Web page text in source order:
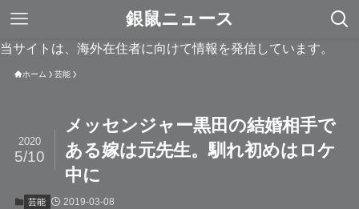
銀鼠ニュース
当サイトは、海外在住者に向けて情報を発信しています。
ホーム 芸能
メッセンジャー黒田の結婚相手で
ある嫁は元先生。馴れ初めはロケ
中に
2020
5/10
芸能 2019-03-08